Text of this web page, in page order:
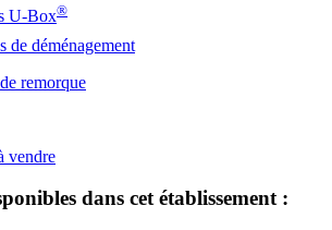
U-Box®
de déménagement
remorque
vendre
dans cet établissement :